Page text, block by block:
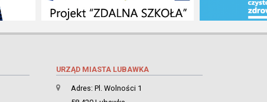
URZĄD MIASTA LUBAWKA
Adres: Pl. Wolności 1